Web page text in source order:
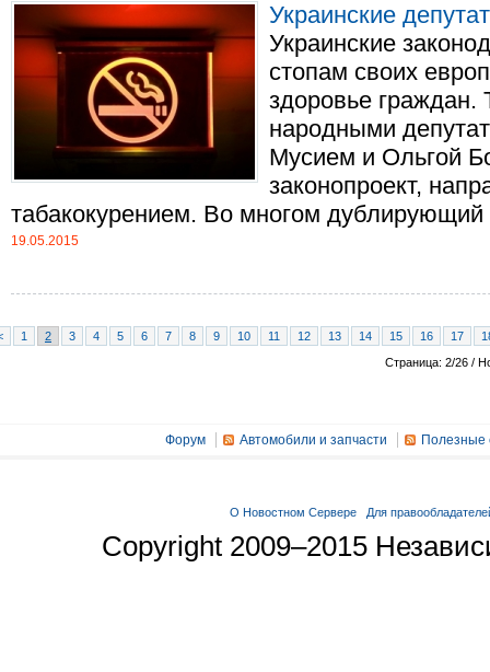
Украинские
Украинские
стопам своих
здоровье
народными
Мусием и Ольгой
законопроект,
табакокурением. Во многом
19.05.2015
1 2 3 4 5 6 7 8 9 10 11 12 13 14 15 16 17
Страница: 2/26 /
Форум Автомобили и запчасти Полезные
О Новостном Сервере Для
Copyright 2009–2015